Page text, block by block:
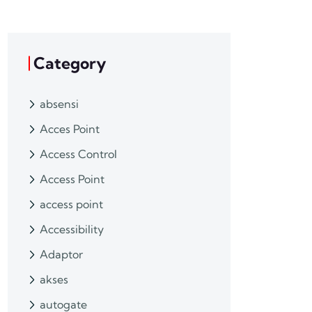
Category
absensi
Acces Point
Access Control
Access Point
access point
Accessibility
Adaptor
akses
autogate